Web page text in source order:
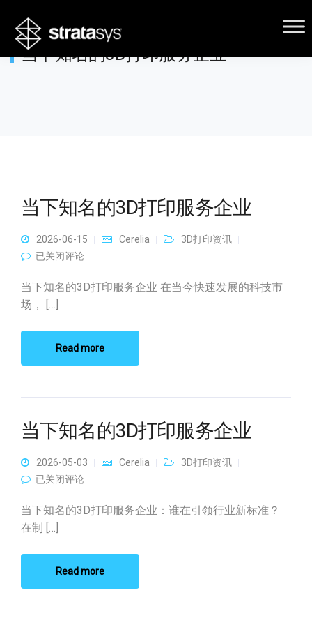
当下知名的3D打印服务企业
当下知名的3D打印服务企业
2026-06-15 Cerelia
3D打印资讯
当下知名的3D打印服务企业
已关闭评论
当下知名的3D打印服务企业 在当今快速发展的科技市
场， […]
Read more
当下知名的3D打印服务企业
2026-05-03 Cerelia
3D打印资讯
当下知名的3D打印服务企业
已关闭评论
当下知名的3D打印服务企业：谁在引领行业新标准？
在制 […]
Read more